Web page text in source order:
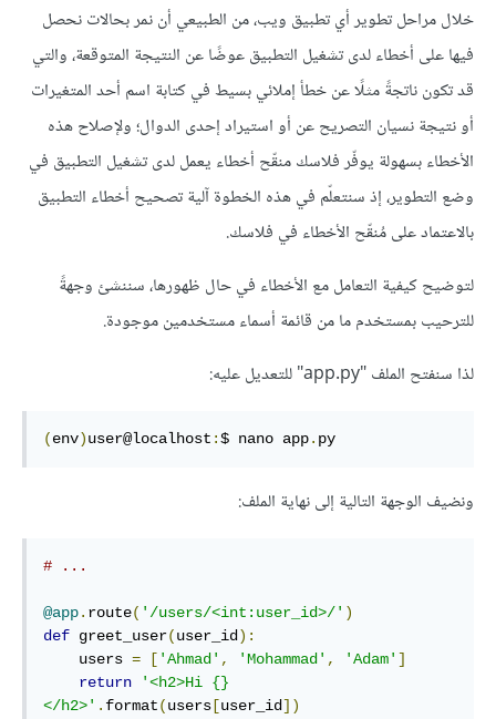
خلال مراحل تطوير أي تطبيق ويب، من الطبيعي أن نمر بحالات نحصل
فيها على أخطاء لدى تشغيل التطبيق عوضًا عن النتيجة المتوقعة، والتي
قد تكون ناتجةً مثلًا عن خطأ إملائي بسيط في كتابة اسم أحد المتغيرات
أو نتيجة نسيان التصريح عن أو استيراد إحدى الدوال؛ ولإصلاح هذه
الأخطاء بسهولة يوفّر فلاسك منقّح أخطاء يعمل لدى تشغيل التطبيق في
وضع التطوير، إذ سنتعلّم في هذه الخطوة آلية تصحيح أخطاء التطبيق
بالاعتماد على مُنقّح الأخطاء في فلاسك.
لتوضيح كيفية التعامل مع الأخطاء في حال ظهورها، سننشئ وجهةً
للترحيب بمستخدم ما من قائمة أسماء مستخدمين موجودة.
لذا سنفتح الملف "app.py" للتعديل عليه:
(env)user@localhost :$ nano app. py
ونضيف الوجهة التالية إلى نهاية الملف:
# ...
@app. route( '/users/<int:user_id>/' )
def greet_user(user_id):
    users
= [ 'Ahmad' , 'Mohammad' , 'Adam' ]
return
'<h2>Hi {}
</h2>' . format(users [user_id])